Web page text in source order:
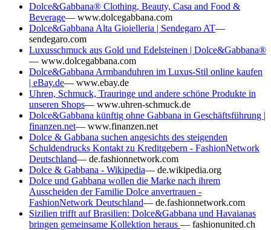
Dolce&Gabbana® Clothing, Beauty, Casa and Food &
Beverage— www.dolcegabbana.com
Dolce&Gabbana Alta Gioielleria | Sendegaro AT—
sendegaro.com
Luxusschmuck aus Gold und Edelsteinen | Dolce&Gabbana®
— www.dolcegabbana.com
Dolce&Gabbana Armbanduhren im Luxus-Stil online kaufen
| eBay.de— www.ebay.de
Uhren, Schmuck, Trauringe und andere schöne Produkte in
unseren Shops— www.uhren-schmuck.de
Dolce&Gabbana künftig ohne Gabbana in Geschäftsführung |
finanzen.net— www.finanzen.net
Dolce & Gabbana suchen angesichts des steigenden
Schuldendrucks Kontakt zu Kreditgebern - FashionNetwork
Deutschland— de.fashionnetwork.com
Dolce & Gabbana - Wikipedia— de.wikipedia.org
Dolce und Gabbana wollen die Marke nach ihrem
Ausscheiden der Familie Dolce anvertrauen -
FashionNetwork Deutschland— de.fashionnetwork.com
Sizilien trifft auf Brasilien: Dolce&Gabbana und Havaianas
bringen gemeinsame Kollektion heraus — fashionunited.ch